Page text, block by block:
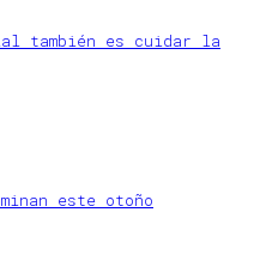
también es cuidar la
este otoño